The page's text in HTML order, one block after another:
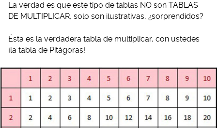
La verdad es que este tipo de tablas NO son TABLAS
DE MULTIPLICAR, solo son ilustrativas, ¿sorprendidos?
Ésta es la verdadera tabla de multiplicar, con ustedes
¡la tabla de Pitágoras!